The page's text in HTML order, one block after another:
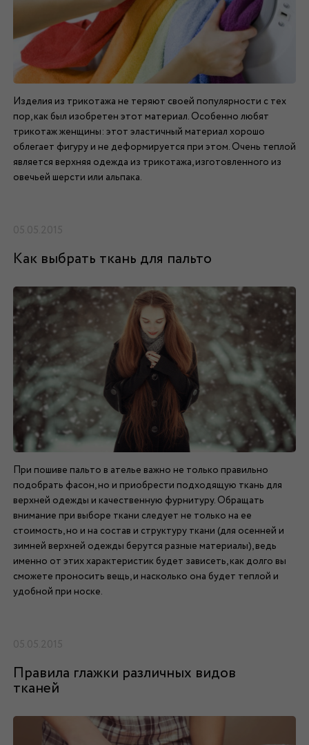
Изделия из трикотажа не теряют своей популярности с тех
пор, как был изобретен этот материал. Особенно любят
трикотаж женщины: этот эластичный материал хорошо
облегает фигуру и не деформируется при этом. Очень теплой
является верхняя одежда из трикотажа, изготовленного из
овечьей шерсти или альпака.
05.05.2015
Как выбрать ткань для пальто
При пошиве пальто в ателье важно не только правильно
подобрать фасон, но и приобрести подходящую ткань для
верхней одежды и качественную фурнитуру. Обращать
внимание при выборе ткани следует не только на ее
стоимость, но и на состав и структуру ткани (для осенней и
зимней верхней одежды берутся разные материалы), ведь
именно от этих характеристик будет зависеть, как долго вы
сможете проносить вещь, и насколько она будет теплой и
удобной при носке.
05.05.2015
Правила глажки различных видов
тканей